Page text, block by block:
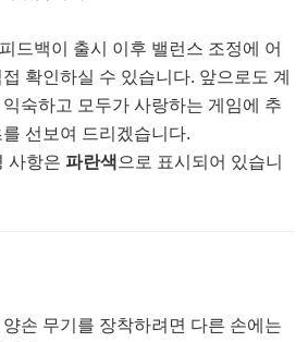
드백이 출시 이후 밸런스 조정에 어
확인하실 수 있습니다. 앞으로도 계
숙하고 모두가 사랑하는 게임에 추
선보여 드리겠습니다.
사항은 파란색 으로 표시되어 있습니
손 무기를 장착하려면 다른 손에는